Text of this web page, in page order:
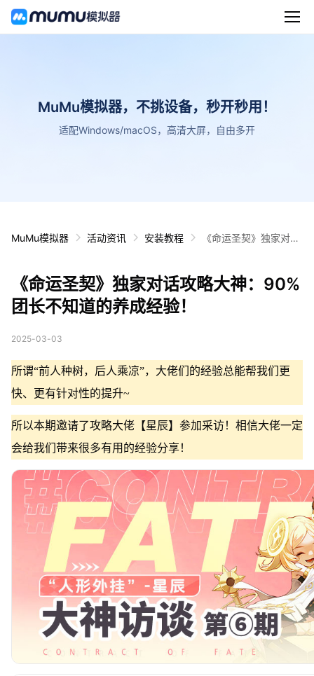
MuMu模拟器，不挑设备，秒开秒用！
适配Windows/macOS，高清大屏，自由多开
MuMu模拟器 活动资讯 安装教程
《命运圣契》独家对话
《命运圣契》独家对话攻略大神：90%
团长不知道的养成经验！
2025-03-03
所谓“前人种树，后人乘凉”，大佬们的经验总能帮我们更
快、更有针对性的提升~
所以本期邀请了攻略大佬【星辰】参加采访！相信大佬一定
会给我们带来很多有用的经验分享！